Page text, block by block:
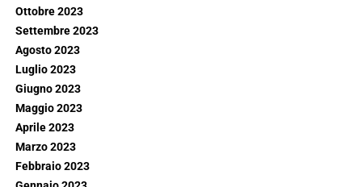
Ottobre 2023
Settembre 2023
Agosto 2023
Luglio 2023
Giugno 2023
Maggio 2023
Aprile 2023
Marzo 2023
Febbraio 2023